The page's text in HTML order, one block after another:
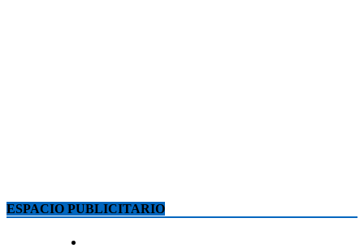
ESPACIO PUBLICITARIO